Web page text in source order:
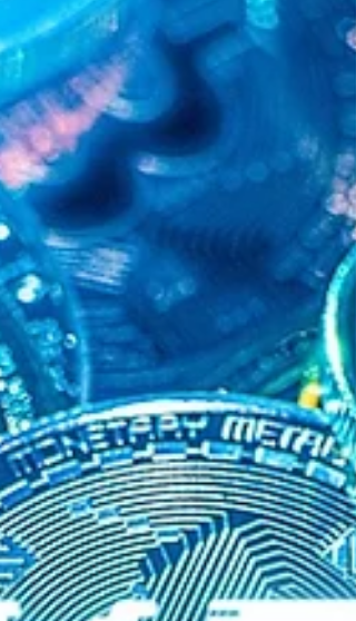
Los smart contracts se utilizan para automatizar
procesos, sin embargo, se confunde su concepto
legal y operativo.